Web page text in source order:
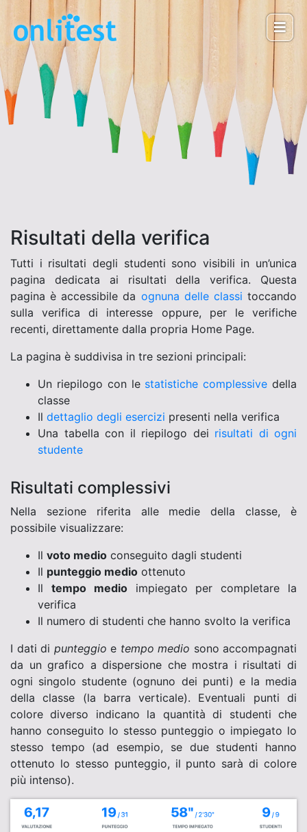
Risultati della verifica
Tutti i risultati degli studenti sono visibili in un’unica
pagina dedicata ai risultati della verifica. Questa
pagina è accessibile da ognuna delle classi toccando
sulla verifica di interesse oppure, per le verifiche
recenti, direttamente dalla propria Home Page.
La pagina è suddivisa in tre sezioni principali:
Un riepilogo con le statistiche complessive della
classe
Il dettaglio degli esercizi presenti nella verifica
Una tabella con il riepilogo dei risultati di ogni
studente
Risultati complessivi
Nella sezione riferita alle medie della classe, è
possibile visualizzare:
Il voto medio conseguito dagli studenti
Il punteggio medio ottenuto
Il tempo medioimpiegato per completare la
verifica
Il numero di studenti che hanno svolto la verifica
I dati di punteggio e tempo medio sono accompagnati
da un grafico a dispersione che mostra i risultati di
ogni singolo studente (ognuno dei punti) e la media
della classe (la barra verticale). Eventuali punti di
colore diverso indicano la quantità di studenti che
hanno conseguito lo stesso punteggio o impiegato lo
stesso tempo (ad esempio, se due studenti hanno
ottenuto lo stesso punteggio, il punto sarà di colore
più intenso).